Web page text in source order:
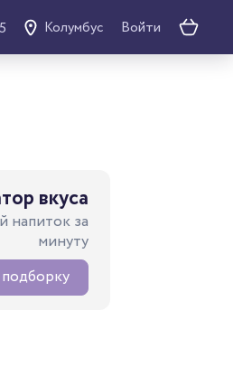
Колумбус Войти
вкуса
напиток за
минуту